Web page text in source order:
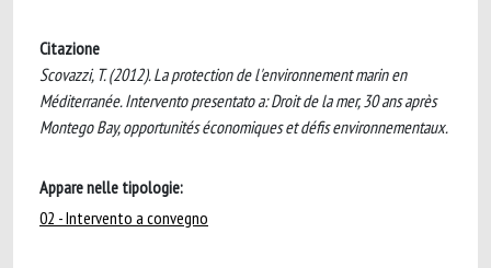
Citazione
Scovazzi, T. (2012). La protection de l'environnement marin en
Méditerranée. Intervento presentato a: Droit de la mer, 30 ans après
Montego Bay, opportunités économiques et défis environnementaux.
Appare nelle tipologie:
02 - Intervento a convegno